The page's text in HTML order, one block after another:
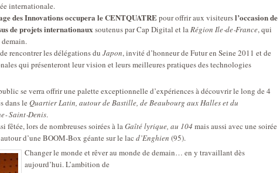
internationale.
des Innovations occupera le CENTQUATREpour offrir aux visiteursl’occasion de
de projets internationaux soutenus par Cap Digital et laRégion Ile‐de‐France, qui
demain.
rencontrer les délégations du Japon, invité d’honneur de Futur en Seine 2011 et de
qui présenteront leur vision et leurs meilleures pratiques des technologies
se verra offrir une palette exceptionnelle d’expériences à découvrir le long de 4
dans le Quartier Latin, autour de Bastille, de Beaubourg aux Halles et du
Saint‐Denis.
fêtée, lors de nombreuses soirées à laGaîté lyrique, au 104 mais aussi avec une soirée
d’une BOOM‐Box géante sur le lac d’Enghien (95).
Changer le monde et rêver au monde de demain… en y travaillant dès
aujourd’hui. L’ambition de